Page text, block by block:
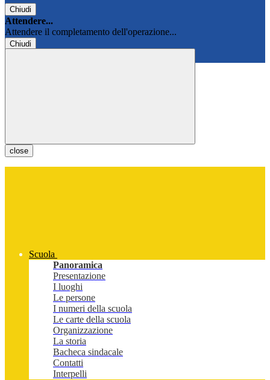
Chiudi
Attendere...
Attendere il completamento dell'operazione...
Chiudi
close
Scuola
Panoramica
Presentazione
I luoghi
Le persone
I numeri della scuola
Le carte della scuola
Organizzazione
La storia
Bacheca sindacale
Contatti
Interpelli